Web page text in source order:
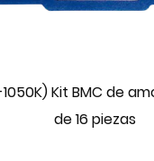
1050K) Kit BMC de
de 16 piezas